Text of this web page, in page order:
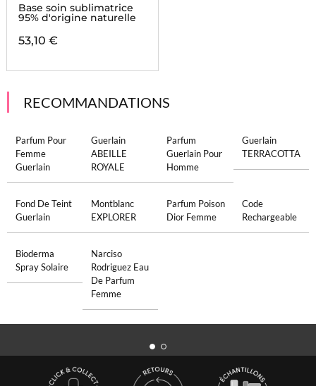
Base soin sublimatrice
95% d'origine naturelle
53,10 €
RECOMMANDATIONS
Parfum Pour
Femme
Guerlain
Guerlain
ABEILLE
ROYALE
Parfum
Guerlain Pour
Homme
Guerlain
TERRACOTTA
Fond De Teint
Guerlain
Montblanc
EXPLORER
Parfum Poison
Dior Femme
Code
Rechargeable
Bioderma
Spray Solaire
Narciso
Rodriguez Eau
De Parfum
Femme